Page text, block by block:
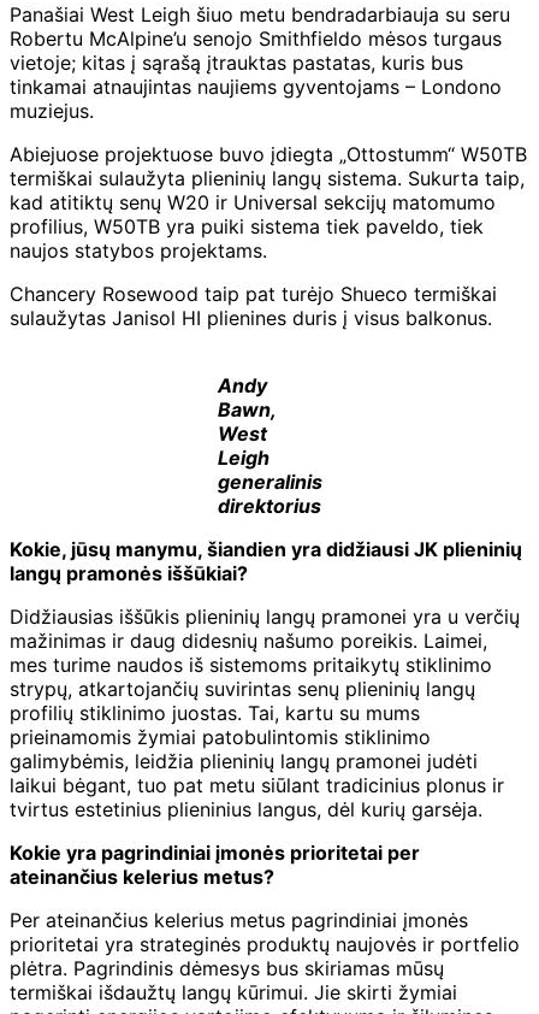
Panašiai West Leigh šiuo metu bendradarbiauja su seru
Robertu McAlpine’u senojo Smithfieldo mėsos turgaus
vietoje; kitas į sąrašą įtrauktas pastatas, kuris bus
tinkamai atnaujintas naujiems gyventojams – Londono
muziejus.
Abiejuose projektuose buvo įdiegta „Ottostumm“ W50TB
termiškai sulaužyta plieninių langų sistema. Sukurta taip,
kad atitiktų senų W20 ir Universal sekcijų matomumo
profilius, W50TB yra puiki sistema tiek paveldo, tiek
naujos statybos projektams.
Chancery Rosewood taip pat turėjo Shueco termiškai
sulaužytas Janisol HI plienines duris į visus balkonus.
Andy
Bawn,
West
Leigh
generalinis
direktorius
Kokie, jūsų manymu, šiandien yra didžiausi JK plieninių
langų pramonės iššūkiai?
Didžiausias iššūkis plieninių langų pramonei yra u verčių
mažinimas ir daug didesnių našumo poreikis. Laimei,
mes turime naudos iš sistemoms pritaikytų stiklinimo
strypų, atkartojančių suvirintas senų plieninių langų
profilių stiklinimo juostas. Tai, kartu su mums
prieinamomis žymiai patobulintomis stiklinimo
galimybėmis, leidžia plieninių langų pramonei judėti
laikui bėgant, tuo pat metu siūlant tradicinius plonus ir
tvirtus estetinius plieninius langus, dėl kurių garsėja.
Kokie yra pagrindiniai įmonės prioritetai per
ateinančius kelerius metus?
Per ateinančius kelerius metus pagrindiniai įmonės
prioritetai yra strateginės produktų naujovės ir portfelio
plėtra. Pagrindinis dėmesys bus skiriamas mūsų
termiškai išdaužtų langų kūrimui. Jie skirti žymiai